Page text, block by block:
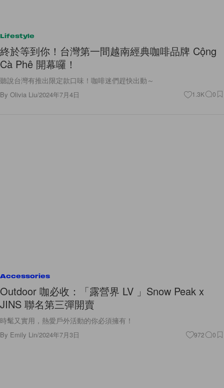
Lifestyle
終於等到你！台灣第一間越南經典咖啡品牌 Cộng
Cà Phê 開幕囉！
聽說台灣有推出限定款口味！咖啡迷們趕快出動～
By Olivia Liu/2024年7月4日 1.3K 0
Accessories
Outdoor 咖必收：「露營界 LV 」Snow Peak x
JINS 聯名第三彈開賣
時髦又實用，熱愛戶外活動的你必須擁有！
By Emily Lin/2024年7月3日 972 0